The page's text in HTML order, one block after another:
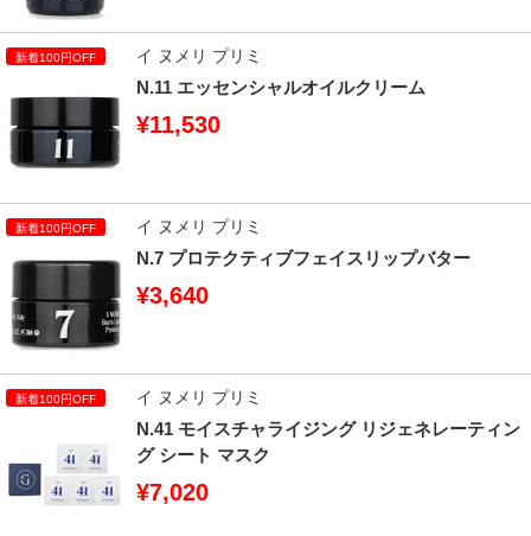
イ ヌメリ プリミ
N.11 エッセンシャルオイルクリーム
¥11,530
イ ヌメリ プリミ
N.7 プロテクティブフェイスリップバター
¥3,640
イ ヌメリ プリミ
N.41 モイスチャライジング リジェネレーティン
グ シート マスク
¥7,020